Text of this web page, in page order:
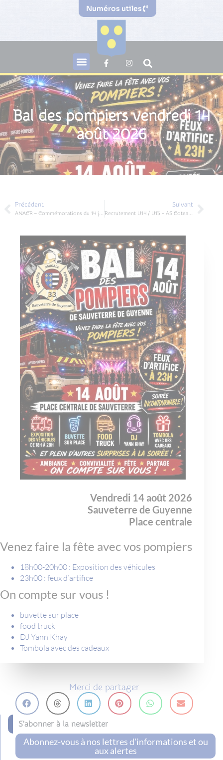
Numéros utiles
Bal des pompiers vendredi 14
août 2026
Précédent
ANACR – Commémorations du 14 juillet reportées au 15 août 2026, cérémonies du souvenir et de la mémoire
Suivant
Recrutement U14 / U15 – AS Coteaux de Dordogne
Vendredi 14 août 2026
Sauveterre de Guyenne
Place centrale
Venez faire la fête avec vos pompiers
18h00-20h00 : Exposition des véhicules
23h00 : feux d’artifice
On compte sur vous !
buvette sur place
food truck
DJ Yann Khay
Tombola avec des cadeaux
Merci de partager
S'abonner à la newsletter
Abonnez-vous à nos lettres d'informations et ou
aux alertes